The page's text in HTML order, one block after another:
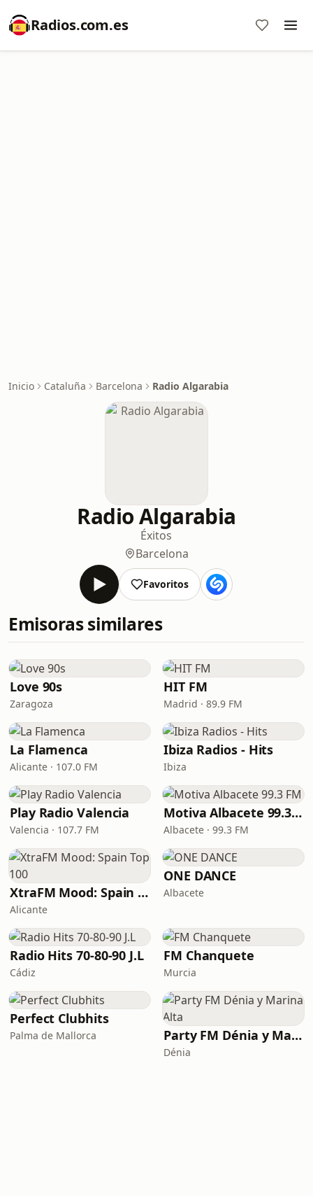
Radios.com.es
Inicio Cataluña Barcelona Radio Algarabia
Radio Algarabia
Éxitos
Barcelona
Favoritos
Emisoras similares
Love 90s
Zaragoza
HIT FM
Madrid · 89.9 FM
La Flamenca
Alicante · 107.0 FM
Ibiza Radios - Hits
Ibiza
Play Radio Valencia
Valencia · 107.7 FM
Motiva Albacete 99.3 FM
Albacete · 99.3 FM
XtraFM Mood: Spain Top 100
Alicante
ONE DANCE
Albacete
Radio Hits 70-80-90 J.L
Cádiz
FM Chanquete
Murcia
Perfect Clubhits
Palma de Mallorca Party FM Dénia y Marina Alta
Dénia